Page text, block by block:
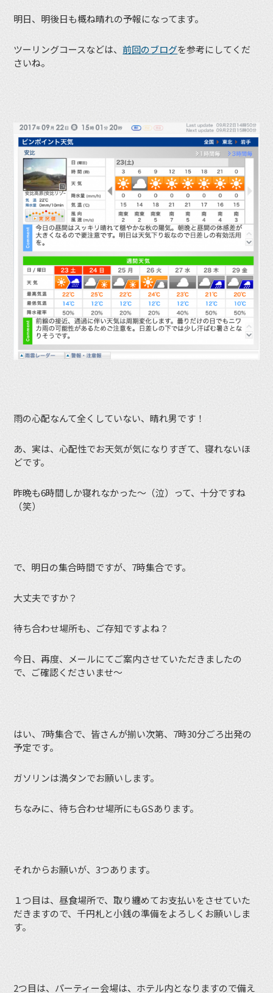
明日、明後日も概ね晴れの予報になってます。
ツーリングコースなどは、前回のブログを参考にしてくだ
さいね。
雨の心配なんて全くしていない、晴れ男です！
あ、実は、心配性でお天気が気になりすぎて、寝れないほ
どです。
昨晩も6時間しか寝れなかった〜（泣）って、十分ですね
（笑）
で、明日の集合時間ですが、7時集合です。
大丈夫ですか？
待ち合わせ場所も、ご存知ですよね？
今日、再度、メールにてご案内させていただきましたの
で、ご確認くださいませ〜
はい、7時集合で、皆さんが揃い次第、7時30分ごろ出発の
予定です。
ガソリンは満タンでお願いします。
ちなみに、待ち合わせ場所にもGSあります。
それからお願いが、3つあります。
１つ目は、昼食場所で、取り纏めてお支払いをさせていた
だきますので、千円札と小銭の準備をよろしくお願いしま
す。
2つ目は、パーティー会場は、ホテル内となりますので備え